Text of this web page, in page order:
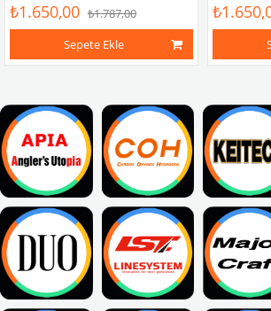
₺1.650,00 ₺1.787,00
Sepete Ekle